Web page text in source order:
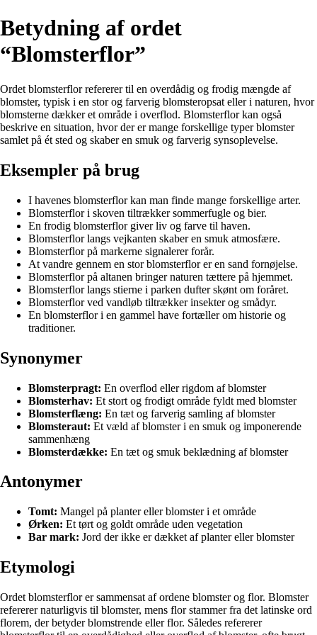
Betydning af ordet
“Blomsterflor”
Ordet blomsterflor refererer til en overdådig og frodig mængde af
blomster, typisk i en stor og farverig blomsteropsat eller i naturen, hvor
blomsterne dækker et område i overflod. Blomsterflor kan også
beskrive en situation, hvor der er mange forskellige typer blomster
samlet på ét sted og skaber en smuk og farverig synsoplevelse.
Eksempler på brug
I havenes blomsterflor kan man finde mange forskellige arter.
Blomsterflor i skoven tiltrækker sommerfugle og bier.
En frodig blomsterflor giver liv og farve til haven.
Blomsterflor langs vejkanten skaber en smuk atmosfære.
Blomsterflor på markerne signalerer forår.
At vandre gennem en stor blomsterflor er en sand fornøjelse.
Blomsterflor på altanen bringer naturen tættere på hjemmet.
Blomsterflor langs stierne i parken dufter skønt om foråret.
Blomsterflor ved vandløb tiltrækker insekter og smådyr.
En blomsterflor i en gammel have fortæller om historie og
traditioner.
Synonymer
Blomsterpragt: En overflod eller rigdom af blomster
Blomsterhav: Et stort og frodigt område fyldt med blomster
Blomsterflæng: En tæt og farverig samling af blomster
Blomsteraut: Et væld af blomster i en smuk og imponerende
sammenhæng
Blomsterdække: En tæt og smuk beklædning af blomster
Antonymer
Tomt: Mangel på planter eller blomster i et område
Ørken: Et tørt og goldt område uden vegetation
Bar mark: Jord der ikke er dækket af planter eller blomster
Etymologi
Ordet blomsterflor er sammensat af ordene blomster og flor. Blomster
refererer naturligvis til blomster, mens flor stammer fra det latinske ord
florem, der betyder blomstrende eller flor. Således refererer